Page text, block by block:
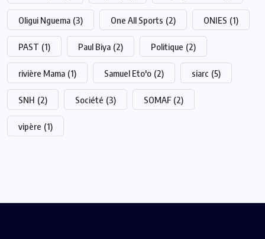
Oligui Nguema (3) One All Sports (2) ONIES (1)
PAST (1) Paul Biya (2) Politique (2)
rivière Mama (1) Samuel Eto'o (2) siarc (5)
SNH (2) Société (3) SOMAF (2)
vipère (1)